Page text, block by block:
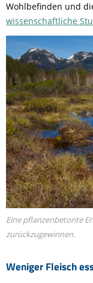
Wohlbefinden und
wissenschaftliche
Weniger Fleisch
Eine pflanzenbetonte
zurückzugewinnen.